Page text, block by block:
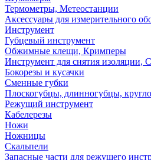
Термометры, Метеостанции
Аксессуары для измерительного
Инструмент
Губцевый инструмент
Обжимные клещи, Кримперы
Инструмент для снятия изоляции,
Бокорезы и кусачки
Сменные губки
Плоскогубцы, длинногубцы,
Режущий инструмент
Кабелерезы
Ножи
Ножницы
Скальпели
Запасные части для режущего